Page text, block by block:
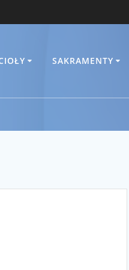
SAKRAMENTY